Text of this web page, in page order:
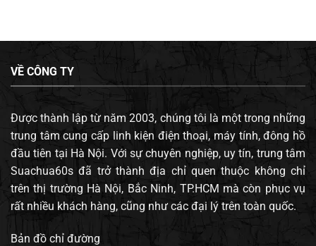
VỀ CÔNG TY
Được thành lập từ năm 2003, chúng tôi là một trong những
trung tâm cung cấp linh kiện điện thoại, máy tính, đông hồ
đầu tiên tại Hà Nội. Với sự chuyên nghiệp, uy tín, trung tâm
Suachua60s đã trở thành địa chỉ quen thuộc không chỉ
trên thị trường Hà Nội, Bắc Ninh, TP.HCM mà còn phục vụ
rất nhiều khách hàng, cũng như các đại lý trên toàn quốc.
Bản đồ chỉ đường